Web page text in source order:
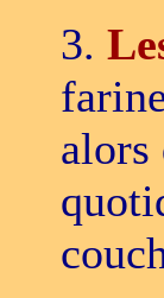
3.
alors